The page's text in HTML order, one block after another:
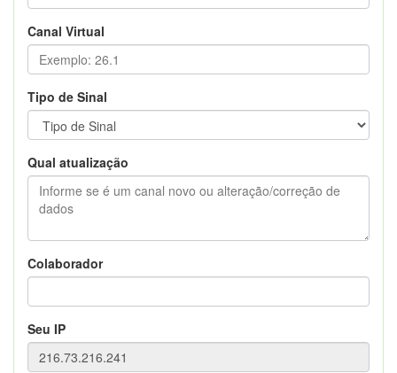
Canal Virtual
Tipo de Sinal
Qual atualização
Colaborador
Seu IP